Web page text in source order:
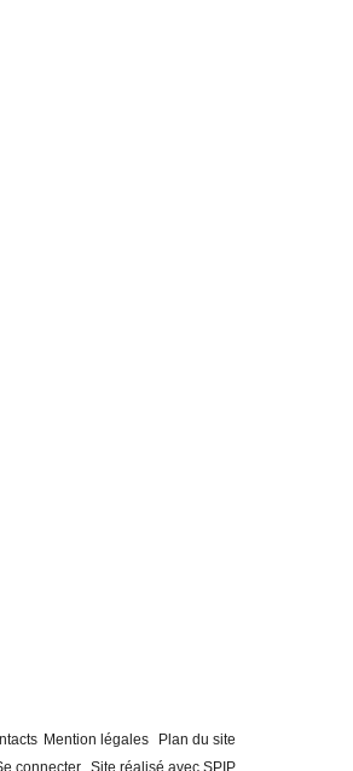
Mention légales
Plan du site
connecter Site réalisé avec SPIP